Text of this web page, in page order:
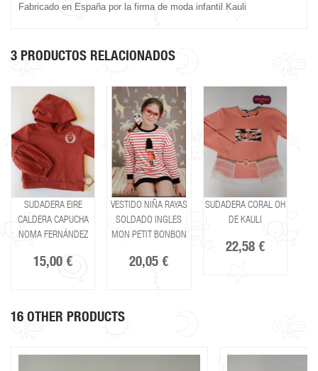
Fabricado en España por la firma de moda infantil Kauli
3 PRODUCTOS RELACIONADOS
SUDADERA EIRE
CALDERA CAPUCHA
NOMA FERNÁNDEZ
15,00 €
VESTIDO NIÑA RAYAS
SOLDADO INGLES
MON PETIT BONBON
20,05 €
SUDADERA CORAL OH
DE KAULI
22,58 €
16 OTHER PRODUCTS